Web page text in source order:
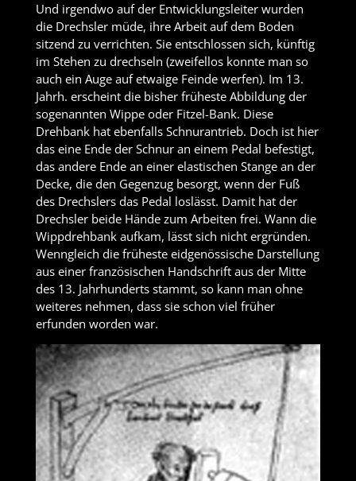
Und irgendwo auf der Entwicklungsleiter wurden
die Drechsler müde, ihre Arbeit auf dem Boden
sitzend zu verrichten. Sie entschlossen sich, künftig
im Stehen zu drechseln (zweifellos konnte man so
auch ein Auge auf etwaige Feinde werfen). Im 13.
Jahrh. erscheint die bisher früheste Abbildung der
sogenannten Wippe oder Fitzel-Bank. Diese
Drehbank hat ebenfalls Schnurantrieb. Doch ist hier
das eine Ende der Schnur an einem Pedal befestigt,
das andere Ende an einer elastischen Stange an der
Decke, die den Gegenzug besorgt, wenn der Fuß
des Drechslers das Pedal loslässt. Damit hat der
Drechsler beide Hände zum Arbeiten frei. Wann die
Wippdrehbank aufkam, lässt sich nicht ergründen.
Wenngleich die früheste eidgenössische Darstellung
aus einer französischen Handschrift aus der Mitte
des 13. Jahrhunderts stammt, so kann man ohne
weiteres nehmen, dass sie schon viel früher
erfunden worden war.